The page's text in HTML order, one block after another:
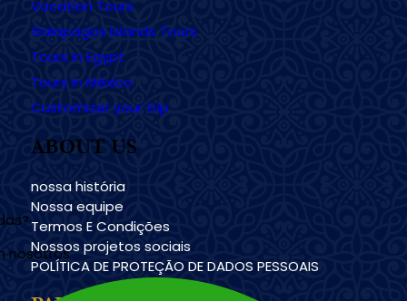
nosotros
Vacation Tours
Galapagos Islands Tours
Tours in Egypt
Tours in México
Customizer your trip
ABOUT US
nossa história
Nossa equipe
Termos E Condições
Nossos projetos sociais
POLÍTICA DE PROTEÇÃO DE DADOS PESSOAIS